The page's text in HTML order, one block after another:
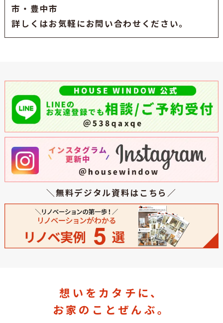
市・豊中市
詳しくはお気軽にお問い合わせください。
＼無料デジタル資料はこちら／
想いをカタチに、
お家のことぜんぶ。